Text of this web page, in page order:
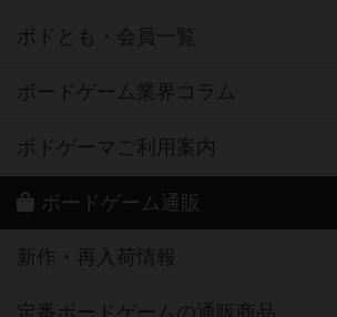
ボドとも・会員一覧
ボードゲーム業界コラム
ボドゲーマご利用案内
ボードゲーム通販
新作・再入荷情報